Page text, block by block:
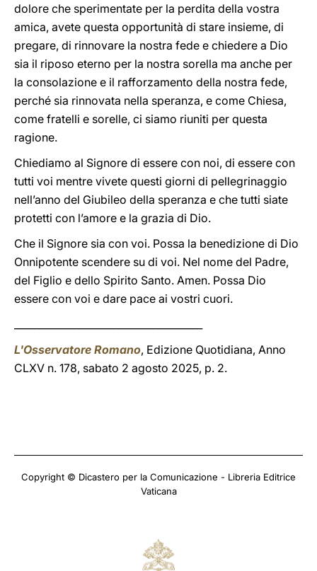
dolore che sperimentate per la perdita della vostra
amica, avete questa opportunità di stare insieme, di
pregare, di rinnovare la nostra fede e chiedere a Dio
sia il riposo eterno per la nostra sorella ma anche per
la consolazione e il rafforzamento della nostra fede,
perché sia rinnovata nella speranza, e come Chiesa,
come fratelli e sorelle, ci siamo riuniti per questa
ragione.
Chiediamo al Signore di essere con noi, di essere con
tutti voi mentre vivete questi giorni di pellegrinaggio
nell’anno del Giubileo della speranza e che tutti siate
protetti con l’amore e la grazia di Dio.
Che il Signore sia con voi. Possa la benedizione di Dio
Onnipotente scendere su di voi. Nel nome del Padre,
del Figlio e dello Spirito Santo. Amen. Possa Dio
essere con voi e dare pace ai vostri cuori.
L'Osservatore Romano, Edizione Quotidiana, Anno
CLXV n. 178, sabato 2 agosto 2025, p. 2.
Copyright © Dicastero per la Comunicazione - Libreria Editrice
Vaticana